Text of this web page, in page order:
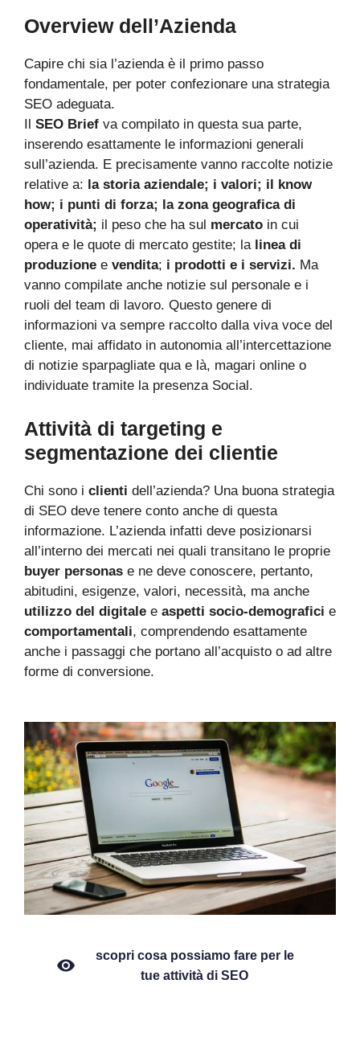
Overview dell’Azienda
Capire chi sia l’azienda è il primo passo
fondamentale, per poter confezionare una strategia
SEO adeguata.
Il SEO Brief va compilato in questa sua parte,
inserendo esattamente le informazioni generali
sull’azienda. E precisamente vanno raccolte notizie
relative a: la storia aziendale; i valori; il know
how; i punti di forza; la zona geografica di
operatività; il peso che ha sul mercato in cui
opera e le quote di mercato gestite; la linea di
produzione e vendita; i prodotti e i servizi. Ma
vanno compilate anche notizie sul personale e i
ruoli del team di lavoro. Questo genere di
informazioni va sempre raccolto dalla viva voce del
cliente, mai affidato in autonomia all’intercettazione
di notizie sparpagliate qua e là, magari online o
individuate tramite la presenza Social.
Attività di targeting e
segmentazione dei clientie
Chi sono i clienti dell’azienda? Una buona strategia
di SEO deve tenere conto anche di questa
informazione. L’azienda infatti deve posizionarsi
all’interno dei mercati nei quali transitano le proprie
buyer personas e ne deve conoscere, pertanto,
abitudini, esigenze, valori, necessità, ma anche
utilizzo del digitale e aspetti socio-demografici e
comportamentali, comprendendo esattamente
anche i passaggi che portano all’acquisto o ad altre
forme di conversione.
scopri cosa possiamo fare per le
tue attività di SEO